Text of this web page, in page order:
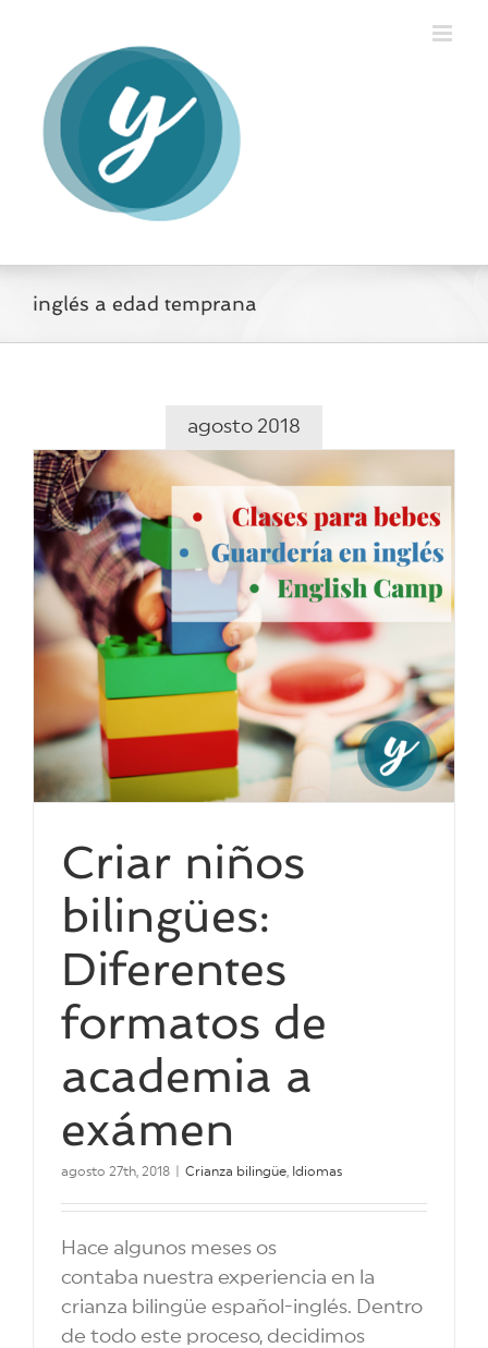
contenido
inglés a edad temprana
agosto 2018
Criar niños
bilingües:
Diferentes
formatos de
academia a
exámen
agosto 27th, 2018 Crianza bilingüe Idiomas
Hace algunos meses os
contaba nuestra experiencia en la
crianza bilingüe español-inglés. Dentro
de todo este proceso, decidimos